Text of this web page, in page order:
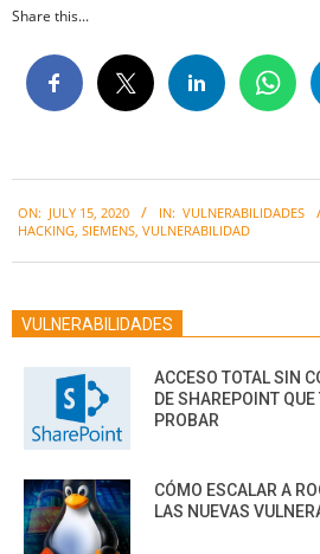
Share this...
07-
ON: JULY 15, 2020 IN: VULNERABILIDADES
HACKING SIEMENS VULNERABILIDAD
VULNERABILIDADES
ACCESO TOTAL SIN
DE SHAREPOINT
PROBAR
CÓMO ESCALAR A
LAS NUEVAS